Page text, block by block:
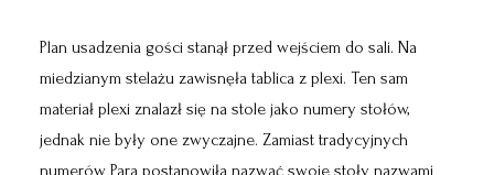
Plan usadzenia gości stanął przed wejściem do sali. Na
miedzianym stelażu zawisnęła tablica z plexi. Ten sam
materiał plexi znalazł się na stole jako numery stołów,
jednak nie były one zwyczajne. Zamiast tradycyjnych
numerów Para postanowiła nazwać swoje stoły nazwami